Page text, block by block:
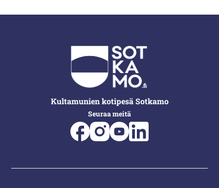
Kultamunien kotipesä Sotkamo
Seuraa meitä